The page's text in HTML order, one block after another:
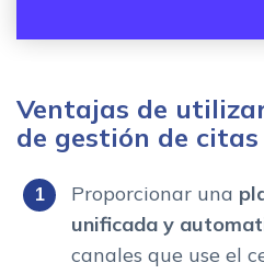
Ventajas de
de gestión de
Proporcionar una
unificada y
canales que use el